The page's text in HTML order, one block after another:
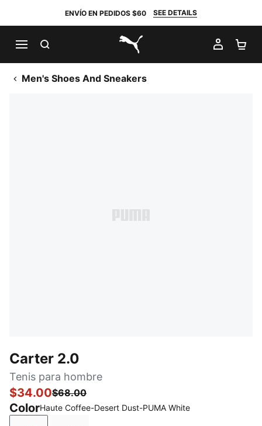
ENVÍO EN PEDIDOS $60 SEE DETAILS
PUMA.com
MI
Men's Shoes And Sneakers
Carter 2.0
Tenis para hombre
$34.00$68.00
ColorHaute Coffee-Desert Dust-PUMA White